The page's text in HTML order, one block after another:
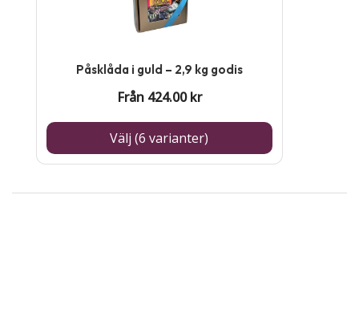
Påsklåda i guld – 2,9 kg godis
Från 424.00kr
Välj (6 varianter)
kan
väljas